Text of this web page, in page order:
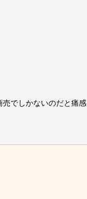
でしかないのだと痛感